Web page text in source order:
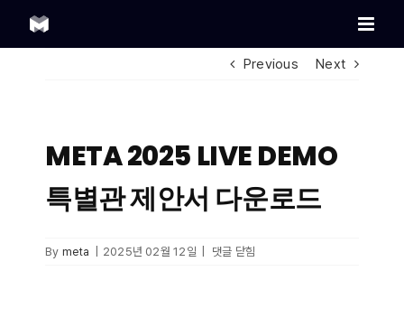
content
Previous
Next
META 2025 LIVE DEMO
특별관 제안서 다운로드
By meta 2025년 02월 12일
META
댓글 닫힘